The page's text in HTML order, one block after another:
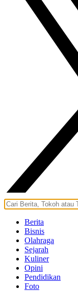
Berita
Bisnis
Olahraga
Sejarah
Kuliner
Opini
Pendidikan
Foto